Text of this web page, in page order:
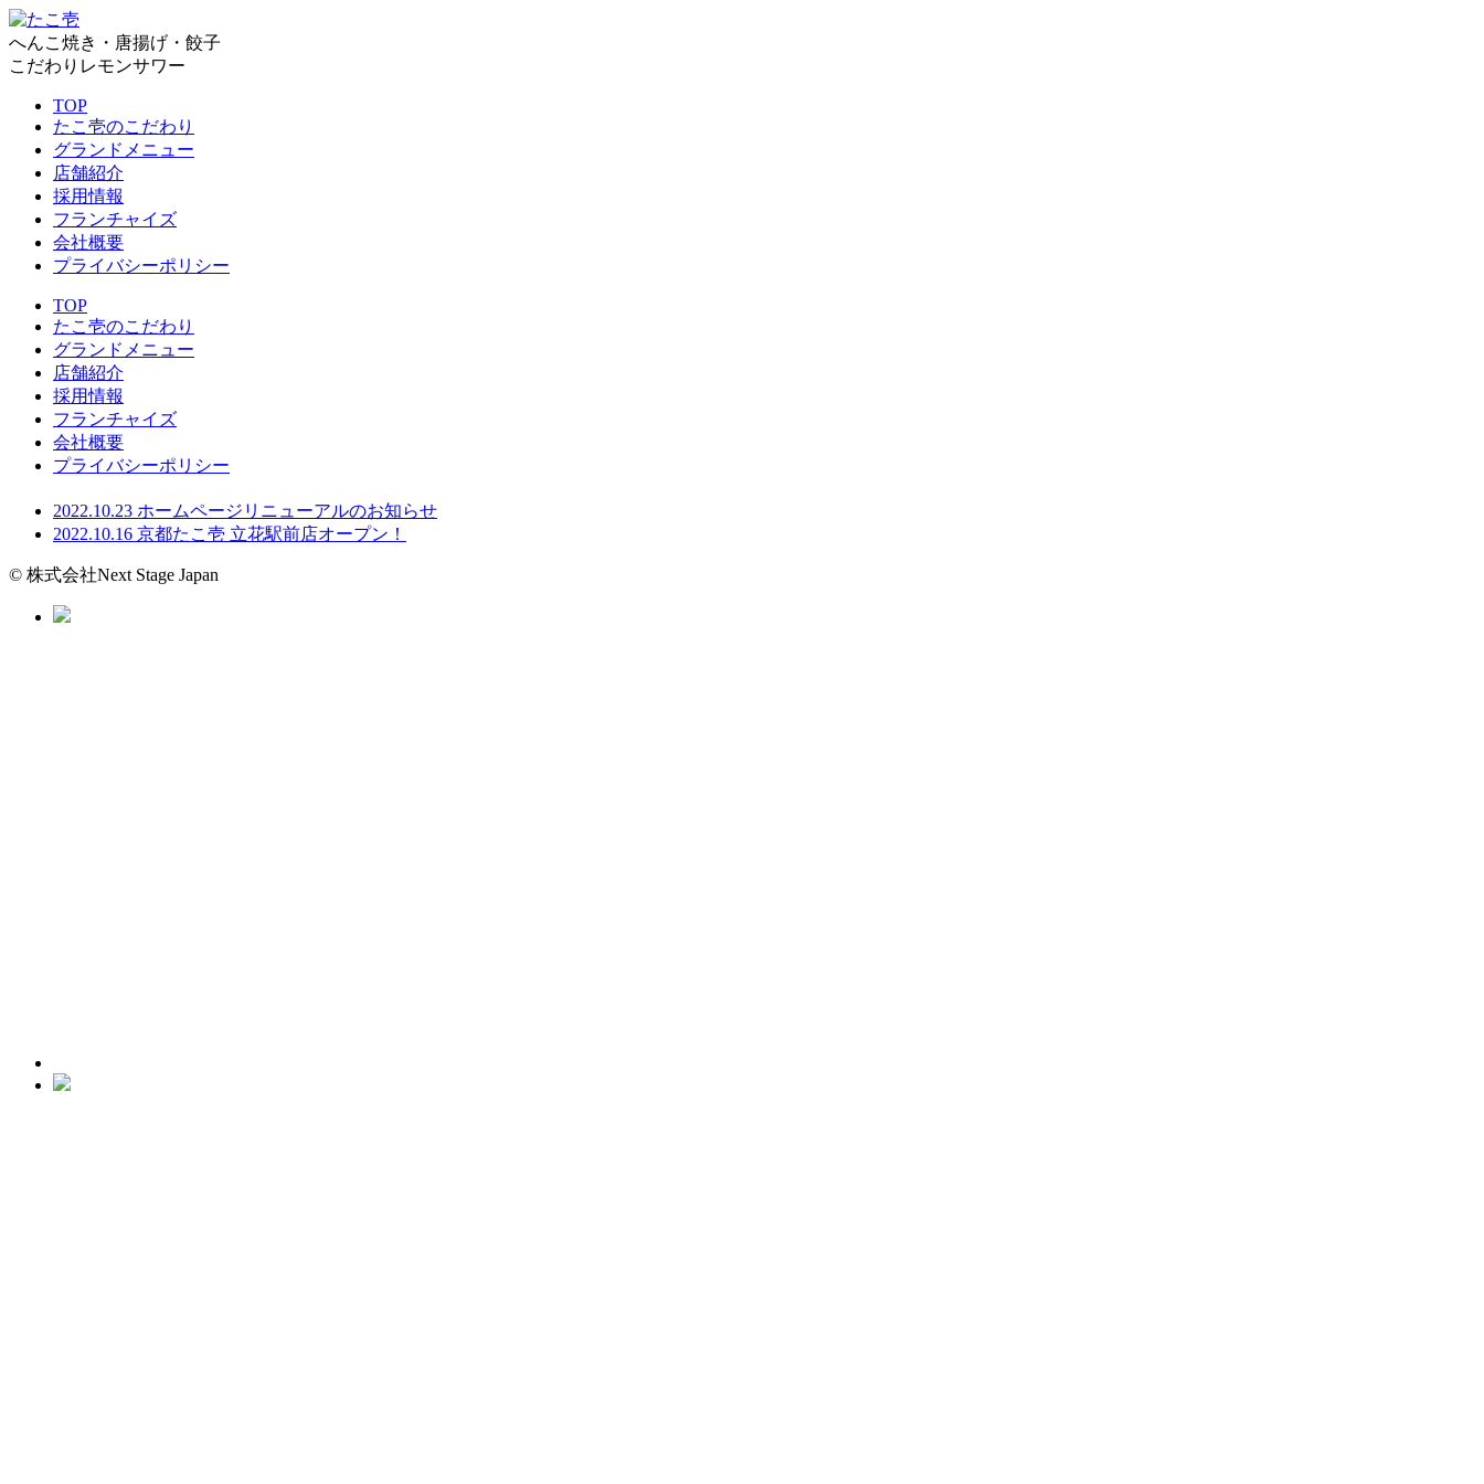
へんこ焼き・唐揚げ・餃子
こだわりレモンサワー
TOP
たこ壱のこだわり
グランドメニュー
店舗紹介
採用情報
フランチャイズ
会社概要
プライバシーポリシー
TOP
たこ壱のこだわり
グランドメニュー
店舗紹介
採用情報
フランチャイズ
会社概要
プライバシーポリシー
2022.10.23 ホームページリニューアルのお知らせ
2022.10.16 京都たこ壱 立花駅前店オープン！
© 株式会社Next Stage Japan